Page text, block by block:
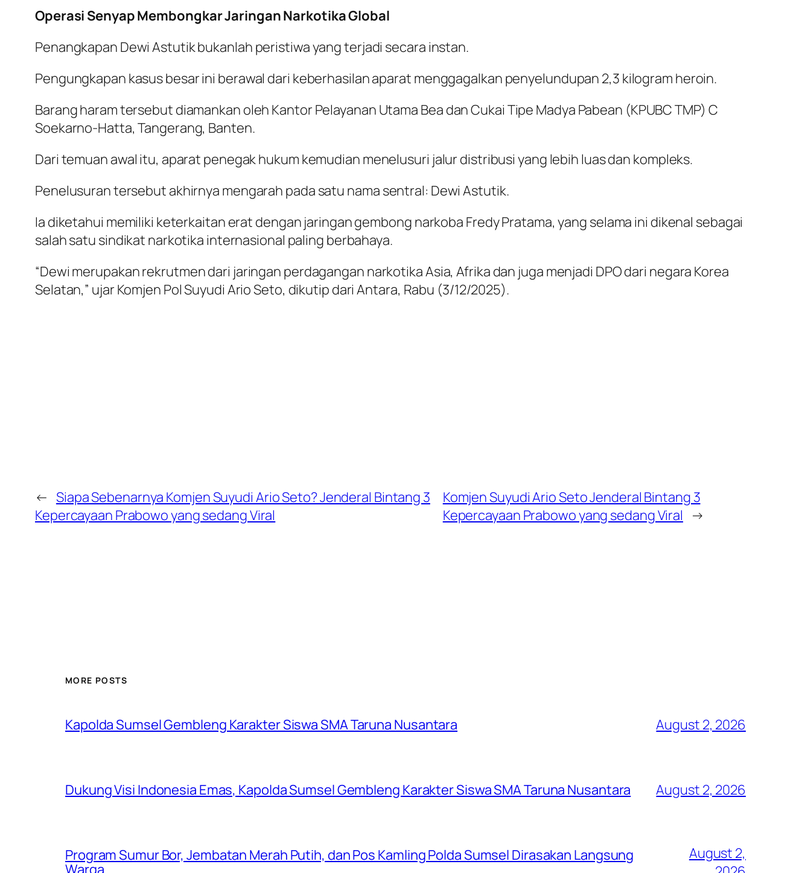
Operasi Senyap Membongkar Jaringan Narkotika Global
Penangkapan Dewi Astutik bukanlah peristiwa yang terjadi secara instan.
Pengungkapan kasus besar ini berawal dari keberhasilan aparat menggagalkan penyelundupan 2,3 kilogram heroin.
Barang haram tersebut diamankan oleh Kantor Pelayanan Utama Bea dan Cukai Tipe Madya Pabean (KPUBC TMP) C
Soekarno-Hatta, Tangerang, Banten.
Dari temuan awal itu, aparat penegak hukum kemudian menelusuri jalur distribusi yang lebih luas dan kompleks.
Penelusuran tersebut akhirnya mengarah pada satu nama sentral: Dewi Astutik.
Ia diketahui memiliki keterkaitan erat dengan jaringan gembong narkoba Fredy Pratama, yang selama ini dikenal sebagai
salah satu sindikat narkotika internasional paling berbahaya.
“Dewi merupakan rekrutmen dari jaringan perdagangan narkotika Asia, Afrika dan juga menjadi DPO dari negara Korea
Selatan,” ujar Komjen Pol Suyudi Ario Seto, dikutip dari Antara, Rabu (3/12/2025).
← Siapa Sebenarnya Komjen Suyudi Ario Seto? Jenderal Bintang 3
Kepercayaan Prabowo yang sedang Viral
Komjen Suyudi Ario Seto Jenderal Bintang 3
Kepercayaan Prabowo yang sedang Viral →
MORE POSTS
Kapolda Sumsel Gembleng Karakter Siswa SMA Taruna Nusantara August 2, 2026
Dukung Visi Indonesia Emas, Kapolda Sumsel Gembleng Karakter Siswa SMA Taruna Nusantara August 2, 2026
Program Sumur Bor, Jembatan Merah Putih, dan Pos Kamling Polda Sumsel Dirasakan Langsung
Warga
August 2,